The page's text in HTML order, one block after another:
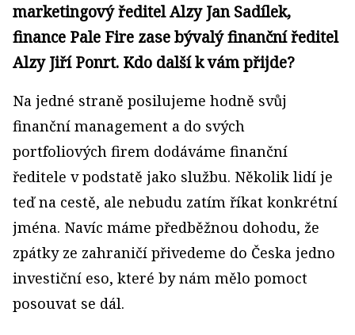
marketingový ředitel Alzy Jan Sadílek,
finance Pale Fire zase bývalý finanční ředitel
Alzy Jiří Ponrt. Kdo další k vám přijde?
Na jedné straně posilujeme hodně svůj
finanční management a do svých
portfoliových firem dodáváme finanční
ředitele v podstatě jako službu. Několik lidí je
teď na cestě, ale nebudu zatím říkat konkrétní
jména. Navíc máme předběžnou dohodu, že
zpátky ze zahraničí přivedeme do Česka jedno
investiční eso, které by nám mělo pomoct
posouvat se dál.